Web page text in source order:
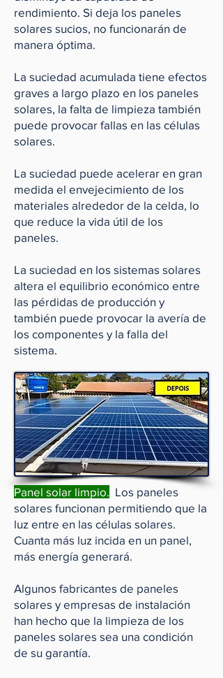
rendimiento. Si deja los paneles
solares sucios, no funcionarán de
manera óptima.
La suciedad acumulada tiene efectos
graves a largo plazo en los paneles
solares, la falta de limpieza también
puede provocar fallas en las células
solares.
La suciedad puede acelerar en gran
medida el envejecimiento de los
materiales alrededor de la celda, lo
que reduce la vida útil de los
paneles.
La suciedad en los sistemas solares
altera el equilibrio económico entre
las pérdidas de producción y
también puede provocar la avería de
los componentes y la falla del
sistema.
Panel solar limpio. Los paneles
solares funcionan permitiendo que la
luz entre en las células solares.
Cuanta más luz incida en un panel,
más energía generará.
Algunos fabricantes de paneles
solares y empresas de instalación
han hecho que la limpieza de los
paneles solares sea una condición
de su garantía.